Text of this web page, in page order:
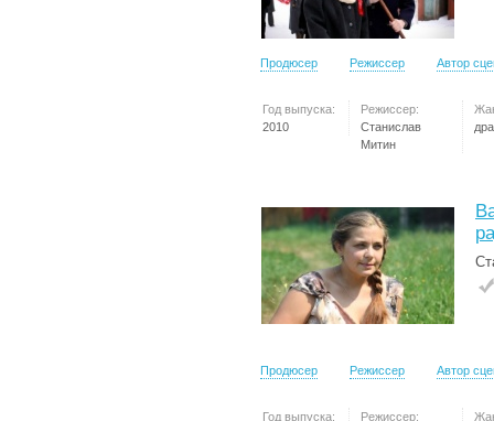
Продюсер Режиссер Автор
Год выпуска:
2010
Режиссер:
Станислав
Митин
Продюсер Режиссер Автор
Год выпуска:
Режиссер: